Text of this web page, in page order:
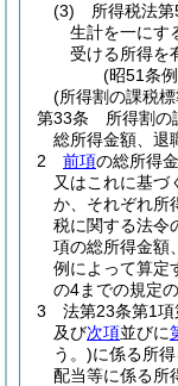
(3)
所得税法
生計を一にす
受ける所得
(昭51条
(所得割の課税
第33条
所得割の
総所得金額、退
2
前項の総所得
又はこれに基づ
か、それぞれ所
税に関する法令
項の総所得金額
例によって算定
の4までの規定
3
法第23条第1
及び次項並びに
う。)に係る所
配当等に係る所